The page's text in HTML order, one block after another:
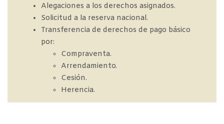
Alegaciones a los derechos asignados.
Solicitud a la reserva nacional.
Transferencia de derechos de pago básico
por:
Compraventa.
Arrendamiento.
Cesión.
Herencia.